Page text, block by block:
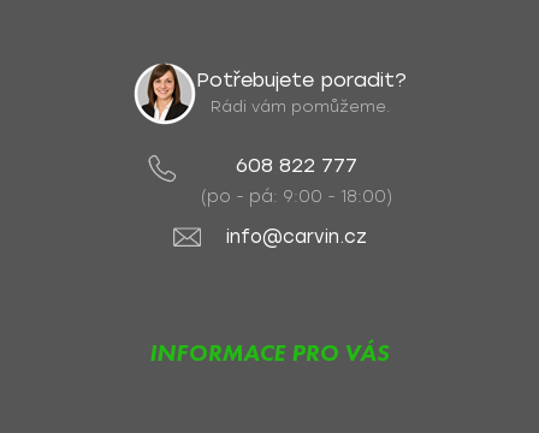
Potřebujete poradit?
Rádi vám pomůžeme.
608 822 777
(po - pá: 9:00 - 18:00)
info@carvin.cz
INFORMACE PRO VÁS